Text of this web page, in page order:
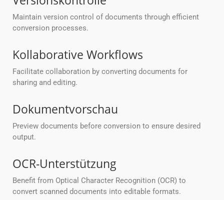
Maintain version control of documents through efficient
conversion processes.
Kollaborative Workflows
Facilitate collaboration by converting documents for
sharing and editing.
Dokumentvorschau
Preview documents before conversion to ensure desired
output.
OCR-Unterstützung
Benefit from Optical Character Recognition (OCR) to
convert scanned documents into editable formats.